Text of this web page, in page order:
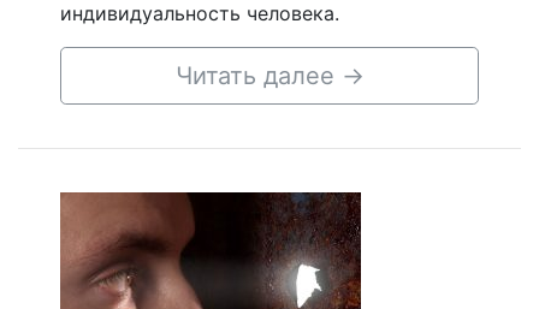
индивидуальность человека.
Читать далее →